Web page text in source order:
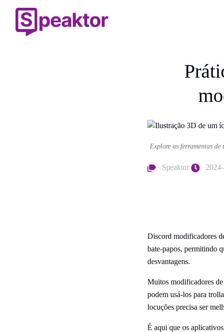
Explore as ferramentas
Speaktor
Discord modificadores
bate-papos, permitindo
desvantagens.
Muitos modificadores
podem usá-los para
locuções precisa ser
É aqui que os